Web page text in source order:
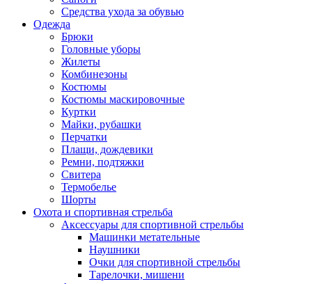
Средства ухода за обувью
Одежда
Брюки
Головные уборы
Жилеты
Комбинезоны
Костюмы
Костюмы маскировочные
Куртки
Майки, рубашки
Перчатки
Плащи, дождевики
Ремни, подтяжки
Свитера
Термобелье
Шорты
Охота и спортивная стрельба
Аксессуары для спортивной стрельбы
Машинки метательные
Наушники
Очки для спортивной стрельбы
Тарелочки, мишени